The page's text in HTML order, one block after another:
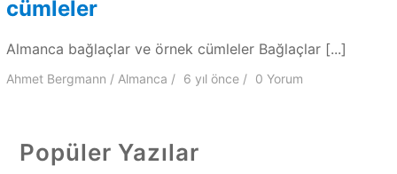
cümleler
Almanca bağlaçlar ve örnek cümleler Bağlaçlar [...]
Ahmet Bergmann Almanca 6 yılönce 0 Yorum
Popüler Yazılar